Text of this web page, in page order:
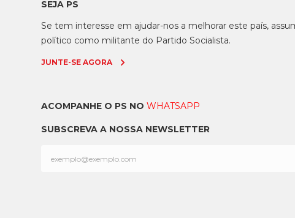
SEJA PS
Se tem interesse em ajudar-nos a melhorar este país,
político como militante do Partido Socialista.
JUNTE-SE AGORA
ACOMPANHE O PS NOWHATSAPP
SUBSCREVA A NOSSA NEWSLETTER